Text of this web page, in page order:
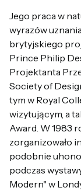
Jego praca w
wyrazów
brytyjskiego
Prince Philip
Projektanta
Society of
tym w Royal
wizytującym, a
Award. W 1983
zorganizowało
podobnie
podczas
Modern" w